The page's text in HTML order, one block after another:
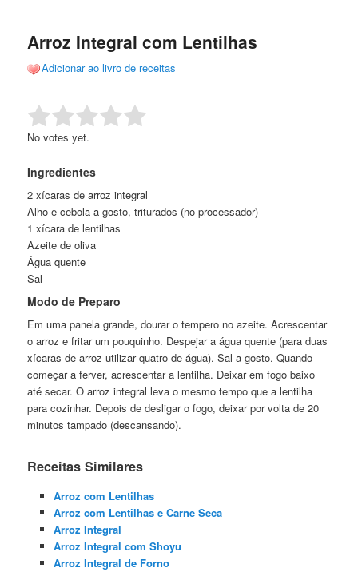
conteúdo
conteúdo
Arroz Integral com Lentilhas
Adicionar ao livro de receitas
Rate this item: Submit Rating
No votes yet.
Ingredientes
2 xícaras de arroz integral
Alho e cebola a gosto, triturados (no processador)
1 xícara de lentilhas
Azeite de oliva
Água quente
Sal
Modo de Preparo
Em uma panela grande, dourar o tempero no azeite. Acrescentar
o arroz e fritar um pouquinho. Despejar a água quente (para duas
xícaras de arroz utilizar quatro de água). Sal a gosto. Quando
começar a ferver, acrescentar a lentilha. Deixar em fogo baixo
até secar. O arroz integral leva o mesmo tempo que a lentilha
para cozinhar. Depois de desligar o fogo, deixar por volta de 20
minutos tampado (descansando).
Receitas Similares
Arroz com Lentilhas
Arroz com Lentilhas e Carne Seca
Arroz Integral
Arroz Integral com Shoyu
Arroz Integral de Forno